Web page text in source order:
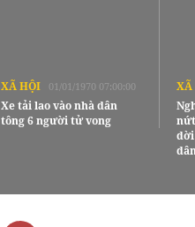
XÃ HỘI 01/01/1970 07:00:00
Xe tải lao vào nhà dân
tông 6 người tử vong
XÃ